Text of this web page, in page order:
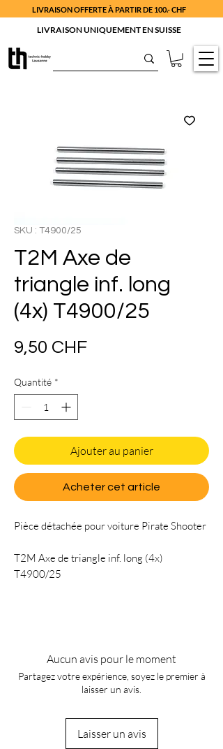
LIVRAISON OFFERTE À PARTIR DE 100.- CHF
LIVRAISON UNIQUEMENT EN SUISSE
SKU : T4900/25
T2M Axe de
triangle inf. long
(4x) T4900/25
9,50 CHFPrix
Quantité *
Ajouter au panier
Acheter cet article
Pièce détachée pour voiture Pirate Shooter
T2M Axe de triangle inf. long (4x)
T4900/25
Aucun avis pour le moment
Partagez votre expérience, soyez le premier à
laisser un avis.
Laisser un avis